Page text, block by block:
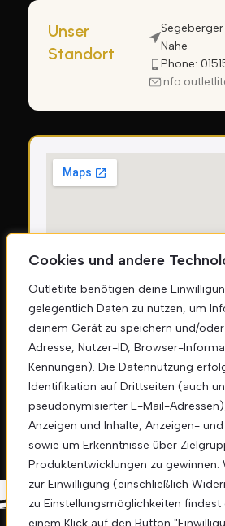
Cookies und andere
Outletlite benötigen deine
gelegentlich Daten zu nutzen, um
deinem Gerät zu speichern und/
Adresse, Nutzer-ID, Browser-
Kennungen). Die Datennutzung
Identifikation auf Drittseiten (auch
pseudonymisierter E-Mail-
Anzeigen und Inhalte, Anzeigen-
sowie um Erkenntnisse über
Produktentwicklungen zu gewinnen.
zur Einwilligung (einschließlich
zu Einstellungsmöglichkeiten
einem Klick auf den Button
Unser
Standort
Nahe
Phone:
Sicherheitszahlungen